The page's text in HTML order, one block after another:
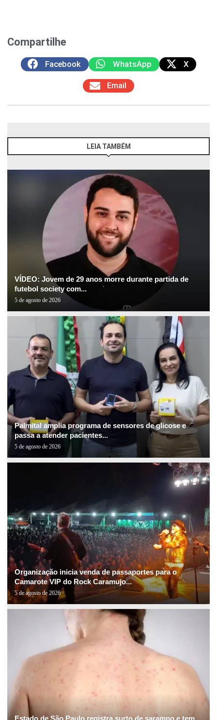
Compartilhe
Facebook WhatsApp X
Email
LEIA TAMBÉM
VÍDEO: Jovem de 29 anos morre durante partida de
futebol society com...
5 de agosto de 2026
Palmital amplia programa de sensores de glicose e
passa a atender pacientes...
5 de agosto de 2026
Organização inicia venda de passaportes para o
Camarote VIP do Rock Caramujo...
5 de agosto de 2026